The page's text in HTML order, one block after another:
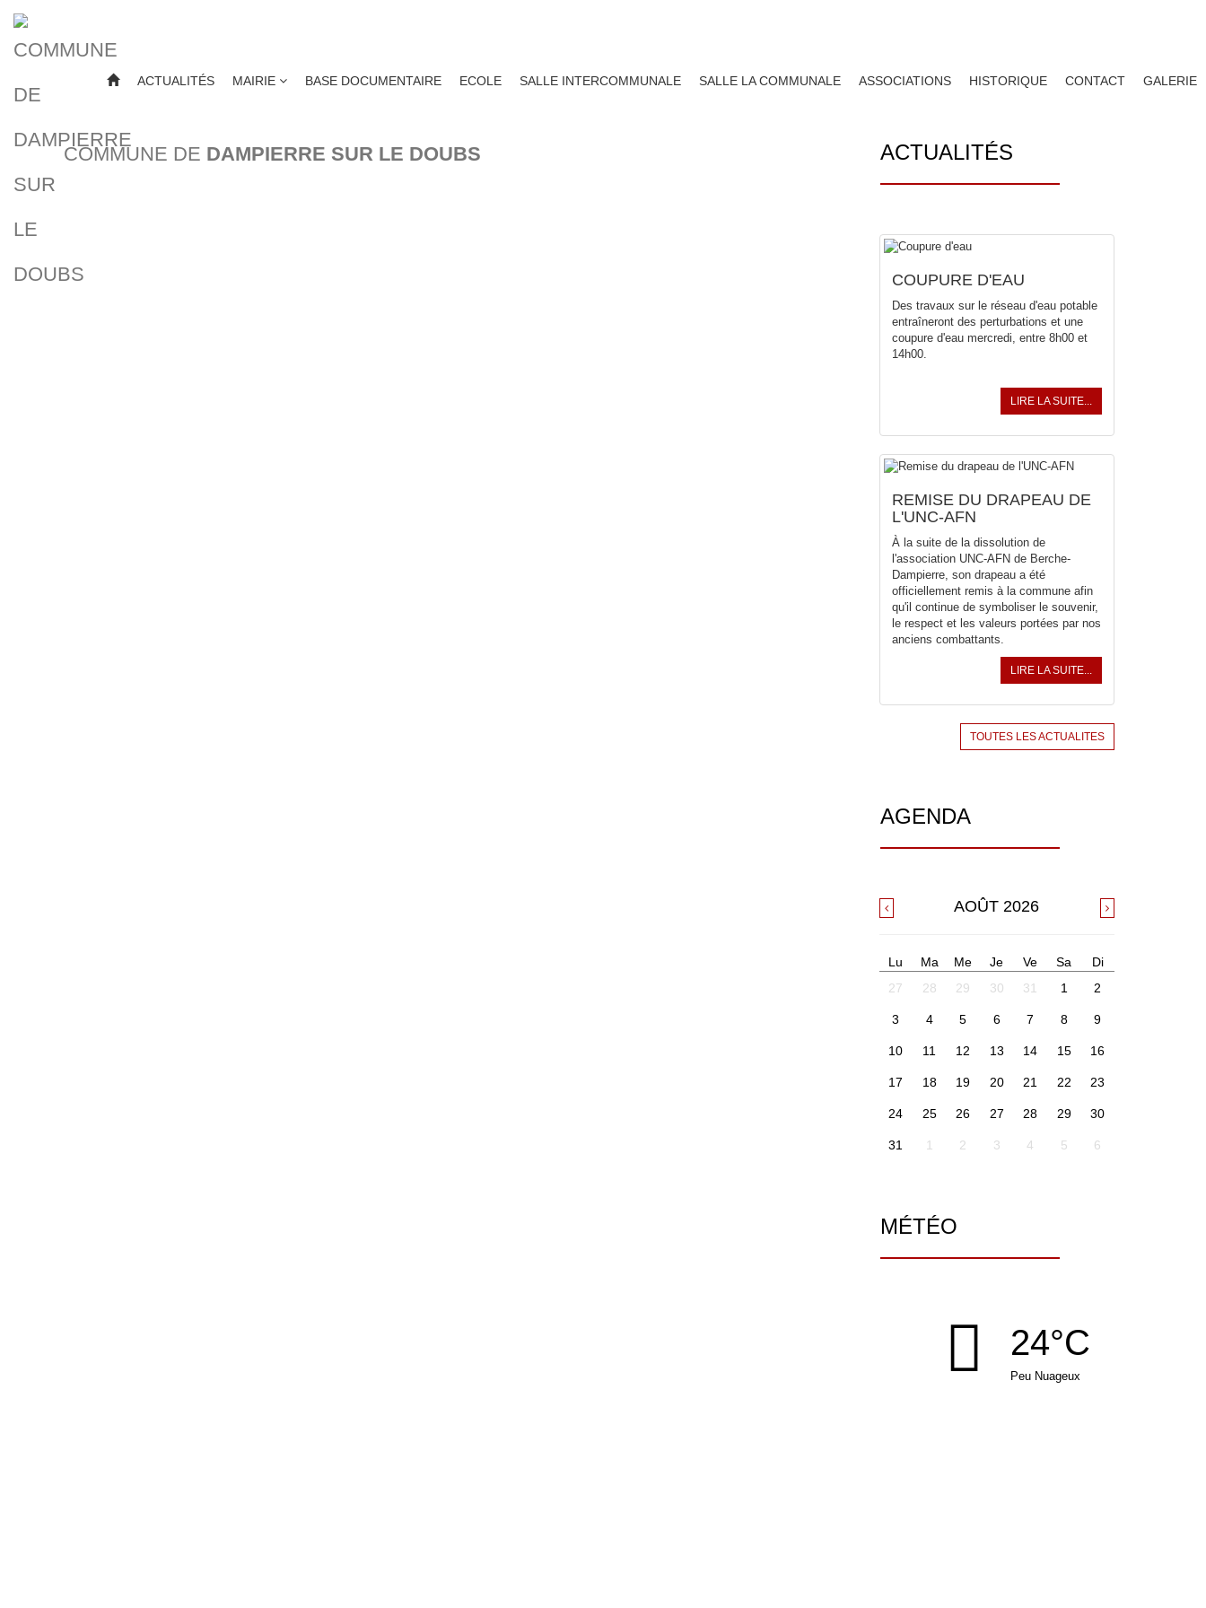
COMMUNE DE DAMPIERRE SUR LE DOUBS
ACTUALITÉS MAIRIE BASE DOCUMENTAIRE ECOLE SALLE INTERCOMMUNALE SALLE LA COMMUNALE ASSOCIATIONS HISTORIQUE CONTACT GALERIE
ACTUALITÉS
COUPURE D'EAU
Des travaux sur le réseau d'eau potable
entraîneront des perturbations et une
coupure d'eau mercredi, entre 8h00 et
14h00.
LIRE LA SUITE...
REMISE DU DRAPEAU DE
L'UNC-AFN
À la suite de la dissolution de
l'association UNC-AFN de Berche-
Dampierre, son drapeau a été
officiellement remis à la commune afin
qu'il continue de symboliser le souvenir,
le respect et les valeurs portées par nos
anciens combattants.
LIRE LA SUITE...
TOUTES LES ACTUALITES
AGENDA
AOÛT 2026
Lu Ma Me Je Ve Sa
Di
27
28 29 30 31 1 2
3 4 5 6 7 8 9
10 11 12 13 14 15 16
17 18 19 20 21 22 23
24 25 26 27 28 29 30
31 1 2 3 4 5 6
MÉTÉO
24°C
Peu Nuageux